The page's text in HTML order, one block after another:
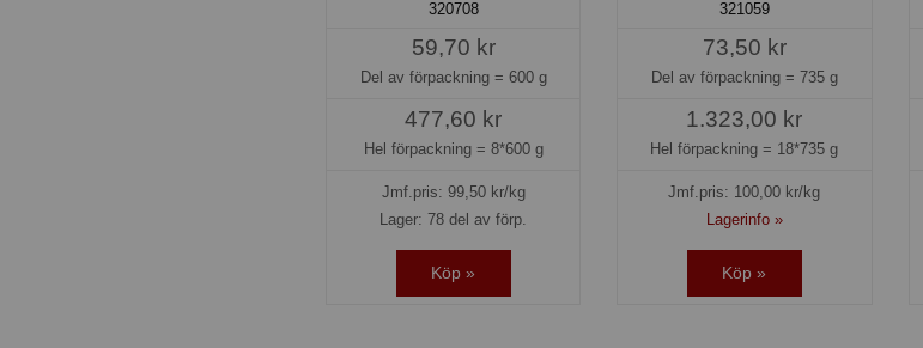
320708
59,70 kr
Del av förpackning = 600 g
477,60 kr
Hel förpackning = 8*600 g
Jmf.pris: 99,50kr/kg
Lager: 78 del av förp.
Köp »
321059
73,50 kr
Del av förpackning = 735 g
1.323,00 kr
Hel förpackning = 18*735 g
Jmf.pris: 100,00 kr/kg
Lagerinfo »
Köp »